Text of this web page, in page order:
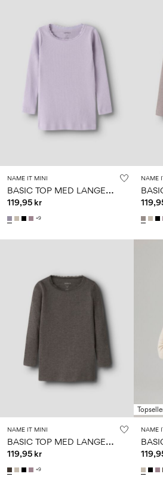
NAME IT MINI
B
ASIC TOP MED LANGE ÆRMER
119,95 kr
+9
NAME
NAME IT MINI
B
ASIC TOP MED LANGE ÆRMER
119,95 kr
+9
NAME